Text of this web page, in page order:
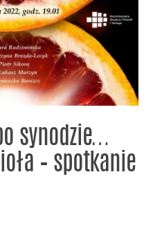
synodzie…
– spotkanie